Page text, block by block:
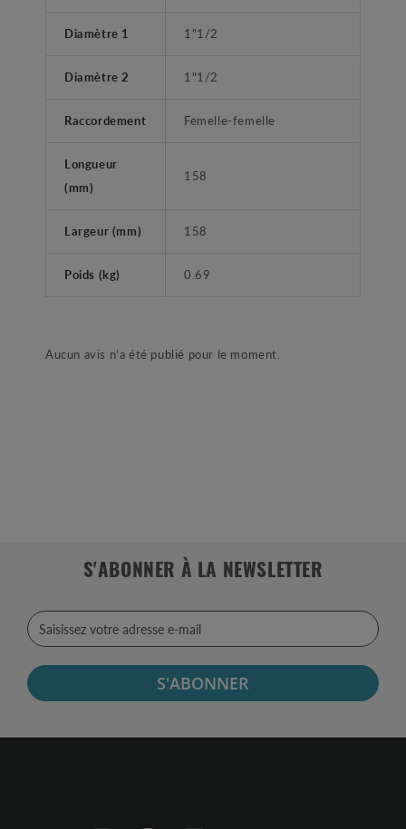
Diamètre 1 1"1/2
Diamètre 2 1"1/2
Raccordement Femelle-femelle
Longueur
(mm)
158
Largeur (mm) 158
Poids (kg) 0.69
Aucun avis n'a été publié pour le moment.
S'ABONNER À LA NEWSLETTER
S'ABONNER